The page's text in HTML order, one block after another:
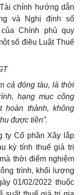
chính hướng dẫn
và Nghị định số
Chính phủ quy
số điều Luật Thuế
cả đóng tàu, là thời
hạng mục công
hoàn thành, không
được tiền”.
ty Cổ phần Xây lắp
kỳ tính thuế giá trị
thời điểm nghiệm
trình, khối lượng
01/02/2022 thuộc